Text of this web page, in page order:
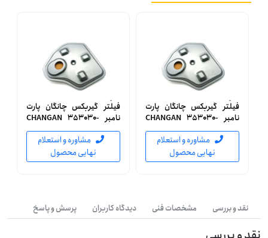
فیلتر گیربکس چانگان پارت
نامبر CHANGAN 353030-
TSA040 ساخت چین
مشاوره و استعلام
نهایی محصول
فیلتر گیربکس چانگان پارت
نامبر CHANGAN 353030-
TSA040 جنیون (اصلی)
مشاوره و استعلام
نهایی محصول
نقد و بررسی مشخصات فنی دیدگاه کاربران پرسش و پاسخ